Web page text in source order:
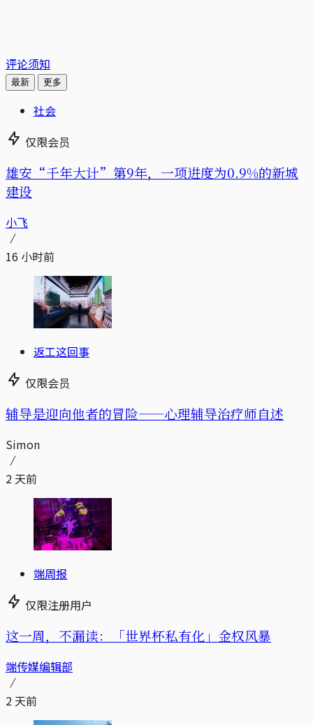
评论须知
最新 更多
社会
仅限会员
雄安“千年大计”第9年，一项进度为0.9%的新城
建设
小飞
16 小时前
返工这回事
仅限会员
辅导是迎向他者的冒险——心理辅导治疗师自述
Simon
2 天前
端周报
仅限注册用户
这一周，不漏读：「世界杯私有化」金权风暴
端传媒编辑部
2 天前